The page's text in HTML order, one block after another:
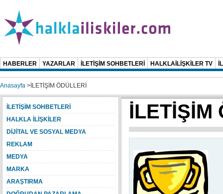
HABERLER YAZARLAR İLETİŞİM SOHBETLERİ HALKLAİLİŞKİLER TV
Anasayfa > İLETİŞİM ÖDÜLLERİ
İLETİŞİM
İLETİŞİM SOHBETLERİ
HALKLA İLİŞKİLER
DİJİTAL VE SOSYAL MEDYA
REKLAM
MEDYA
MARKA
ARAŞTIRMA